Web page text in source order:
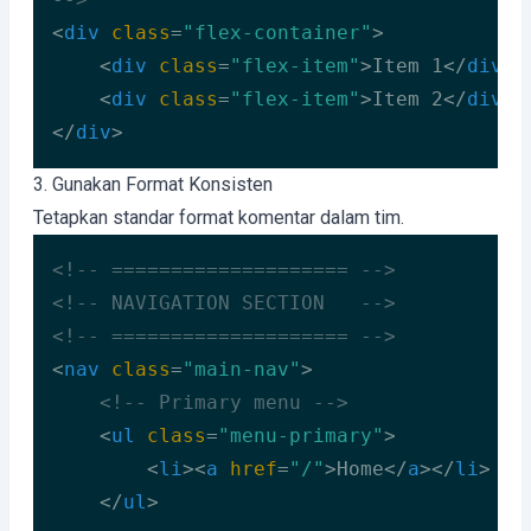
<div class="flex-container">
<div class="flex-item">Item 1</div
<div class="flex-item">Item 2</div
</div>
Code language: HTML, XML (
3. Gunakan Format Konsisten
Tetapkan standar format komentar dalam tim.
<!-- ==================== -->
<!-- NAVIGATION SECTION   -->
<!-- ==================== -->
<nav class="main-nav">
<!-- Primary menu -->
<ul class="menu-primary">
<li><a href="/">Home</a></li>
</ul>